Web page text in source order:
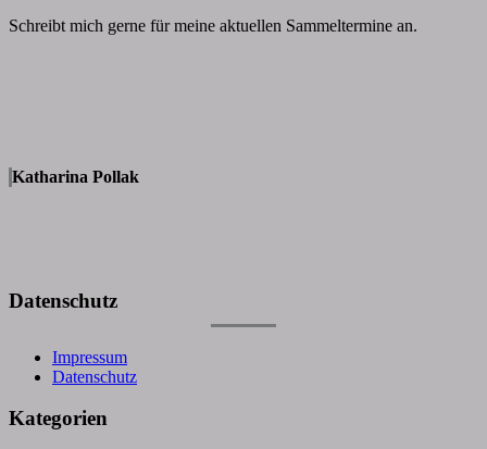
Schreibt mich gerne für meine aktuellen Sammeltermine an.
Katharina Pollak
Datenschutz
Impressum
Datenschutz
Kategorien